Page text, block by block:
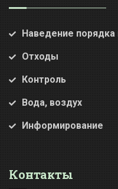
Наведение порядка
Отходы
Контроль
Вода, воздух
Информирование
Контакты